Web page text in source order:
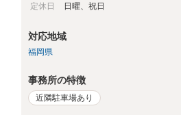
定休日
日曜、祝日
対応地域
福岡県
事務所の特徴
近隣駐車場あり